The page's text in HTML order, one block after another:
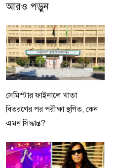
আরও পড়ুন
সেমিস্টার ফাইনালে খাতা
বিতরণের পর পরীক্ষা স্থগিত, কেন
এমন সিদ্ধান্ত?